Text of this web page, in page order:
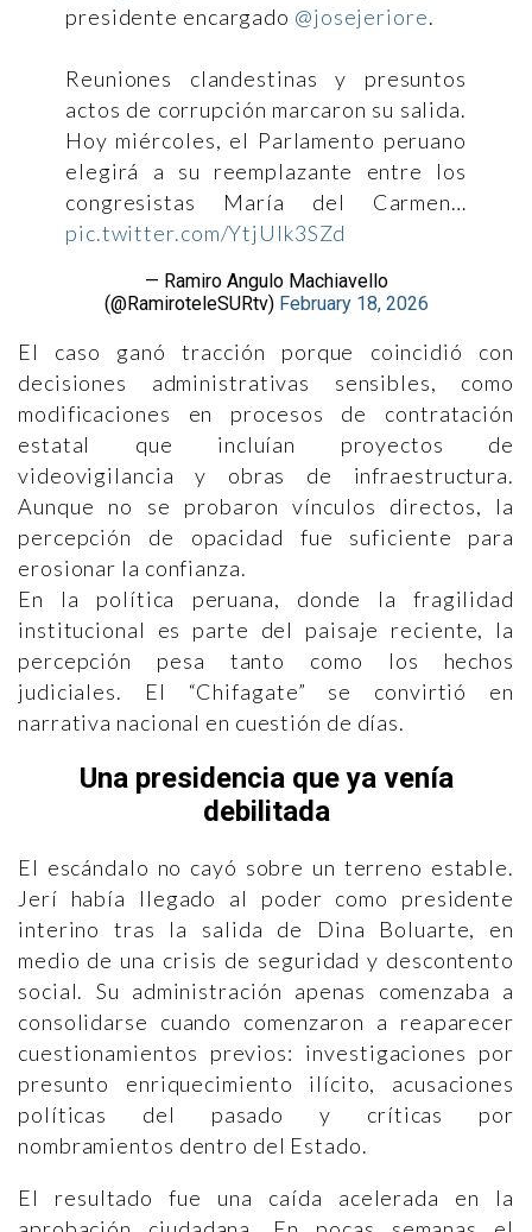
presidente encargado @josejeriore.
Reuniones clandestinas y presuntos
actos de corrupción marcaron su salida.
Hoy miércoles, el Parlamento peruano
elegirá a su reemplazante entre los
congresistas María del Carmen…
pic.twitter.com/YtjUIk3SZd
— Ramiro Angulo Machiavello
(@RamiroteleSURtv) February 18, 2026
El caso ganó tracción porque coincidió con
decisiones administrativas sensibles, como
modificaciones en procesos de contratación
estatal que incluían proyectos de
videovigilancia y obras de infraestructura.
Aunque no se probaron vínculos directos, la
percepción de opacidad fue suficiente para
erosionar la confianza.
En la política peruana, donde la fragilidad
institucional es parte del paisaje reciente, la
percepción pesa tanto como los hechos
judiciales. El “Chifagate” se convirtió en
narrativa nacional en cuestión de días.
Una presidencia que ya venía
debilitada
El escándalo no cayó sobre un terreno estable.
Jerí había llegado al poder como presidente
interino tras la salida de Dina Boluarte, en
medio de una crisis de seguridad y descontento
social. Su administración apenas comenzaba a
consolidarse cuando comenzaron a reaparecer
cuestionamientos previos: investigaciones por
presunto enriquecimiento ilícito, acusaciones
políticas del pasado y críticas por
nombramientos dentro del Estado.
El resultado fue una caída acelerada en la